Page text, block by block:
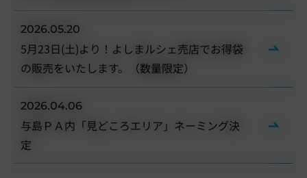
5月23日(土)より！よしまルシェ売店でお得袋
の販売をいたします。（数量限定）
2026.05.20
与島ＰＡ内「見どころエリア」ネーミング決
定
2026.04.06